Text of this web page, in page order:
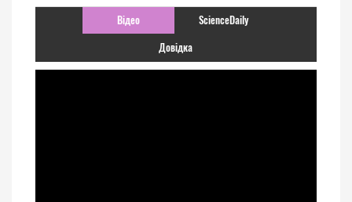
Відео ScienceDaily
Довідка